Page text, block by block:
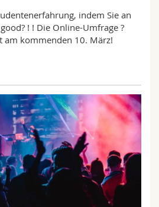
indem Sie an
! ! Die Online-Umfrage ?
am kommenden 10. März!